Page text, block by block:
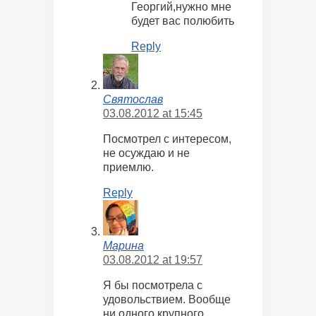
Георгий,нужно мне
будет вас полюбить
Reply
Святослав
03.08.2012 at 15:45
Посмотрел с интересом,
не осуждаю и не
приемлю.
Reply
Марина
03.08.2012 at 19:57
Я бы посмотрела с
удовольствием. Вообще
ни одного крупного